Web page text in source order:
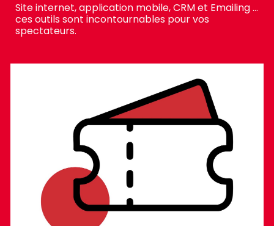
Site internet, application mobile, CRM et Emailing ...
ces outils sont incontournables pour vos
spectateurs.